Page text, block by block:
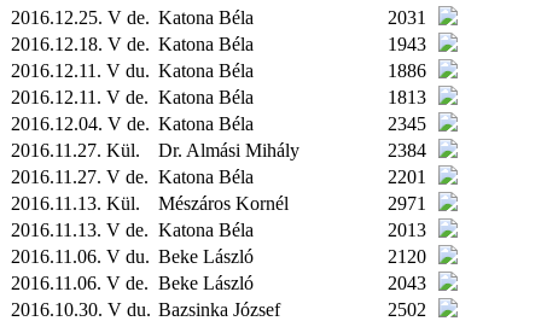
2016.12.25. V de. Katona Béla
2031
2016.12.18. V de. Katona Béla
1943
2016.12.11. V du. Katona Béla
1886
2016.12.11. V de. Katona Béla
1813
2016.12.04. V de. Katona Béla
2345
2016.11.27. Kül. Dr. Almási Mihály
2384
2016.11.27. V de. Katona Béla
2201
2016.11.13. Kül. Mészáros Kornél
2971
2016.11.13. V de. Katona Béla
2013
2016.11.06. V du. Beke László
2120
2016.11.06. V de. Beke László
2043
2016.10.30. V du. Bazsinka József
2502